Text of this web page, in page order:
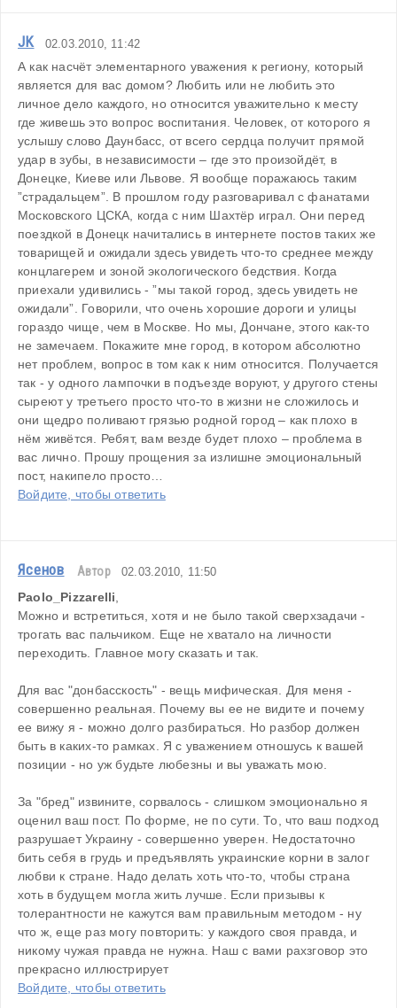
JK 02.03.2010, 11:42
А как насчёт элементарного уважения к региону, который
является для вас домом? Любить или не любить это
личное дело каждого, но относится уважительно к месту
где живешь это вопрос воспитания. Человек, от которого я
услышу слово Даунбасс, от всего сердца получит прямой
удар в зубы, в независимости – где это произойдёт, в
Донецке, Киеве или Львове. Я вообще поражаюсь таким
”страдальцем”. В прошлом году разговаривал с фанатами
Московского ЦСКА, когда с ним Шахтёр играл. Они перед
поездкой в Донецк начитались в интернете постов таких же
товарищей и ожидали здесь увидеть что-то среднее между
концлагерем и зоной экологического бедствия. Когда
приехали удивились - ”мы такой город, здесь увидеть не
ожидали”. Говорили, что очень хорошие дороги и улицы
гораздо чище, чем в Москве. Но мы, Дончане, этого как-то
не замечаем. Покажите мне город, в котором абсолютно
нет проблем, вопрос в том как к ним относится. Получается
так - у одного лампочки в подъезде воруют, у другого стены
сыреют у третьего просто что-то в жизни не сложилось и
они щедро поливают грязью родной город – как плохо в
нём живётся. Ребят, вам везде будет плохо – проблема в
вас лично. Прошу прощения за излишне эмоциональный
пост, накипело просто…
Войдите, чтобы ответить
Ясенов Автор 02.03.2010, 11:50
Paolo_Pizzarelli,
Можно и встретиться, хотя и не было такой сверхзадачи -
трогать вас пальчиком. Еще не хватало на личности
переходить. Главное могу сказать и так.
Для вас "донбасскость" - вещь мифическая. Для меня -
совершенно реальная. Почему вы ее не видите и почему
ее вижу я - можно долго разбираться. Но разбор должен
быть в каких-то рамках. Я с уважением отношусь к вашей
позиции - но уж будьте любезны и вы уважать мою.
За "бред" извините, сорвалось - слишком эмоционально я
оценил ваш пост. По форме, не по сути. То, что ваш подход
разрушает Украину - совершенно уверен. Недостаточно
бить себя в грудь и предъявлять украинские корни в залог
любви к стране. Надо делать хоть что-то, чтобы страна
хоть в будущем могла жить лучше. Если призывы к
толерантности не кажутся вам правильным методом - ну
что ж, еще раз могу повторить: у каждого своя правда, и
никому чужая правда не нужна. Наш с вами рахзговор это
прекрасно иллюстрирует
Войдите, чтобы ответить